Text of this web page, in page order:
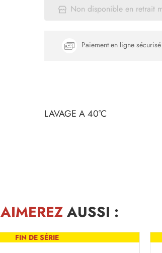
Non disponible en retrait
Paiement en ligne
LAVAGE A 40°C
AUSSI :
FIN DE SÉRIE